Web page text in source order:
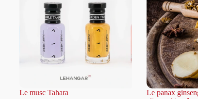
Le musc Tahara
Le panax